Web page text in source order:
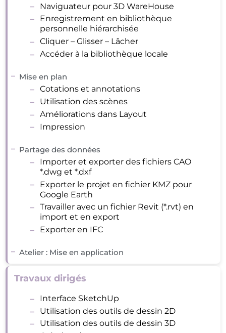
Naviguateur pour 3D WareHouse
Enregistrement en bibliothèque
personnelle hiérarchisée
Cliquer – Glisser – Lâcher
Accéder à la bibliothèque locale
Mise en plan
Cotations et annotations
Utilisation des scènes
Améliorations dans Layout
Impression
Partage des données
Importer et exporter des fichiers CAO
*.dwg et *.dxf
Exporter le projet en fichier KMZ pour
Google Earth
Travailler avec un fichier Revit (*.rvt) en
import et en export
Exporter en IFC
Atelier : Mise en application
Travaux dirigés
Interface SketchUp
Utilisation des outils de dessin 2D
Utilisation des outils de dessin 3D